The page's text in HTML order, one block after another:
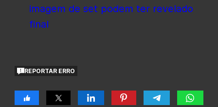
imagem de set podem ter revelado
final
REPORTAR ERRO